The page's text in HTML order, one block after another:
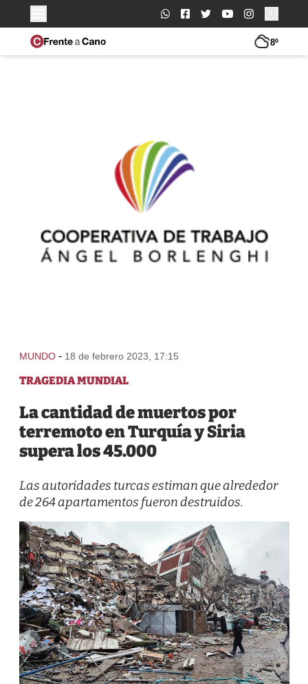
Buscar:
8º
MUNDO - 18 de febrero 2023, 17:15
TRAGEDIA MUNDIAL
La cantidad de muertos por
terremoto en Turquía y Siria
supera los 45.000
Las autoridades turcas estiman que alrededor
de 264 apartamentos fueron destruidos.